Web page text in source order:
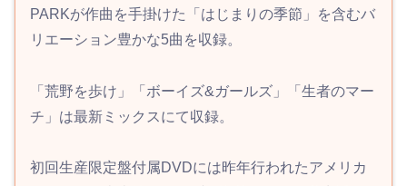
PARKが作曲を手掛けた「はじまりの季節」を含むバ
リエーション豊かな5曲を収録。
「荒野を歩け」「ボーイズ&ガールズ」「生者のマー
チ」は最新ミックスにて収録。
初回生産限定盤付属DVDには昨年行われたアメリカ